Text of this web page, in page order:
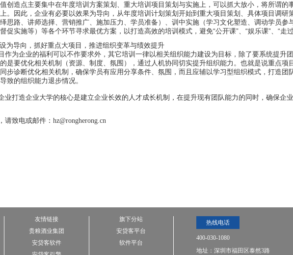
创造点主要集中在年度培训方案策划、重大培训项目策划与实施上，可以抓大放小，将所谓的
。因此，企业有必要以效果为导向，从年度培训计划策划开始到重大项目策划、具体项目调研
思路、讲师选择、营销推广、施加压力、学员准备）、训中实施（学习文化塑造、调动学员参
促实施等）等各个环节寻求最优方案，以打造高效的培训模式，避免“公开课”、 “娱乐课”、 “走
为导向，抓好重点大项目，推进组织变革与绩效提升
作为企业的福利可以不作要求外，其它培训一律以相关组织能力建设为目标，除了要系统提升
是要优化相关机制（资源、制度、氛围），通过人机协同切实提升组织能力。也就是说重点项
步诊断优化相关机制，确保学员有应用分享条件、氛围，而且应辅以学习型组织模式，打造团
致的组织能力退步情况。
业打造企业大学的核心是建立企业长效的人才成长机制，在提升现有团队能力的同时，确保企
请致电或邮件：hz@rongherong.cn
友情链接
贵粮酒业集团
安贷客软件
旗下分站
安贷客平台
软件平台
热线电话
400-030-1080
地址：深圳市福田区泰然3路